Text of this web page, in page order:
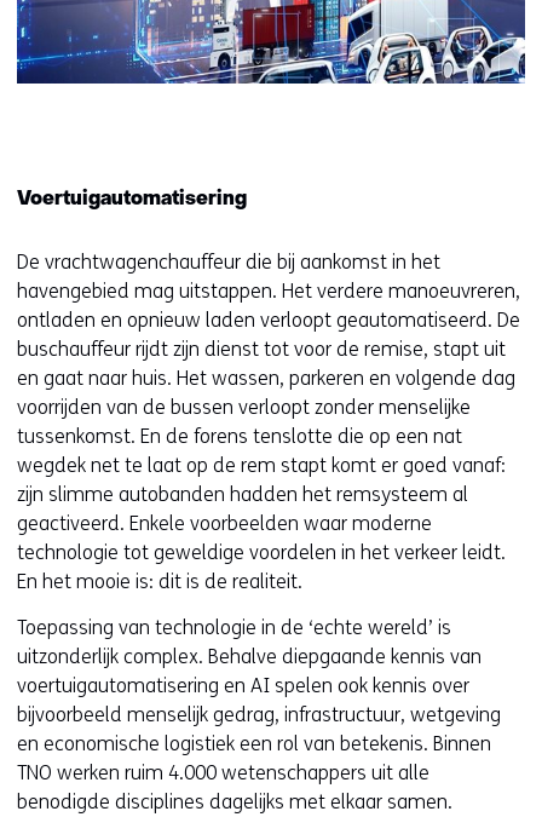
Voertuigautomatisering
De vrachtwagenchauffeur die bij aankomst in het
havengebied mag uitstappen. Het verdere manoeuvreren,
ontladen en opnieuw laden verloopt geautomatiseerd. De
buschauffeur rijdt zijn dienst tot voor de remise, stapt uit
en gaat naar huis. Het wassen, parkeren en volgende dag
voorrijden van de bussen verloopt zonder menselijke
tussenkomst. En de forens tenslotte die op een nat
wegdek net te laat op de rem stapt komt er goed vanaf:
zijn slimme autobanden hadden het remsysteem al
geactiveerd. Enkele voorbeelden waar moderne
technologie tot geweldige voordelen in het verkeer leidt.
En het mooie is: dit is de realiteit.
Toepassing van technologie in de ‘echte wereld’ is
uitzonderlijk complex. Behalve diepgaande kennis van
voertuigautomatisering en AI spelen ook kennis over
bijvoorbeeld menselijk gedrag, infrastructuur, wetgeving
en economische logistiek een rol van betekenis. Binnen
TNO werken ruim 4.000 wetenschappers uit alle
benodigde disciplines dagelijks met elkaar samen.